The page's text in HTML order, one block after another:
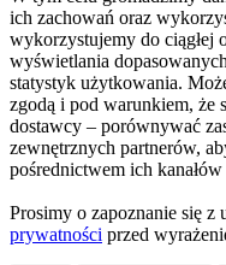
ich zachowań oraz
wykorzystujemy do ciągłej
wyświetlania
statystyk użytkowania.
zgodą i pod warunkiem, że
dostawcy – porównywać
zewnętrznych partnerów,
pośrednictwem ich
Prosimy o zapoznanie się z
prywatności przed